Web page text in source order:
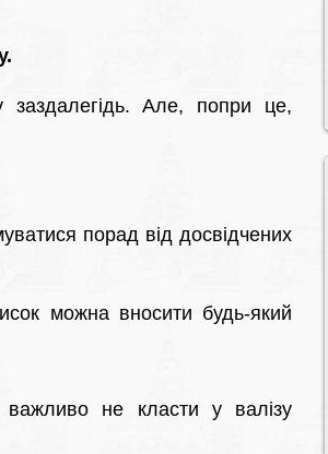
заздалегідь. Але, попри це,
порад від досвідчених
можна вносити будь-який
не класти у валізу